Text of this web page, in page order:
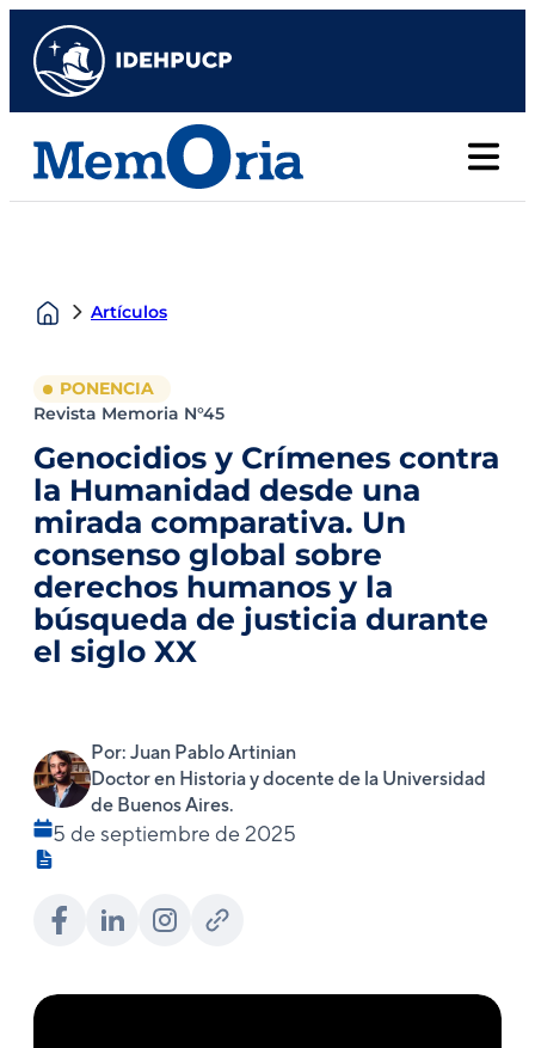
Artículos
PONENCIA
Revista Memoria N°45
Genocidios y Crímenes contra
la Humanidad desde una
mirada comparativa. Un
consenso global sobre
derechos humanos y la
búsqueda de justicia durante
el siglo XX
Por: Juan Pablo Artinian
Doctor en Historia y docente de la Universidad
de Buenos Aires.
5 de septiembre de 2025